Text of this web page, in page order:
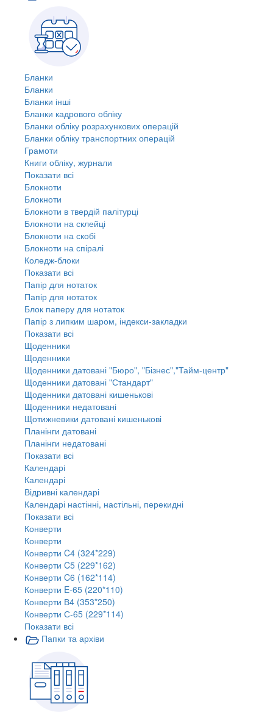
Бланки
Бланки
Бланки інші
Бланки кадрового обліку
Бланки обліку розрахункових операцій
Бланки обліку транспортних операцій
Грамоти
Книги обліку, журнали
Показати всі
Блокноти
Блокноти
Блокноти в твердій палітурці
Блокноти на склейці
Блокноти на скобі
Блокноти на спіралі
Коледж-блоки
Показати всі
Папір для нотаток
Папір для нотаток
Блок паперу для нотаток
Папір з липким шаром, індекси-закладки
Показати всі
Щоденники
Щоденники
Щоденники датовані "Бюро", "Бізнес","Тайм-центр"
Щоденники датовані "Стандарт"
Щоденники датовані кишенькові
Щоденники недатовані
Щотижневики датовані кишенькові
Планінги датовані
Планінги недатовані
Показати всі
Календарі
Календарі
Відривні календарі
Календарі настінні, настільні, перекидні
Показати всі
Конверти
Конверти
Конверти C4 (324*229)
Конверти C5 (229*162)
Конверти C6 (162*114)
Конверти E-65 (220*110)
Конверти В4 (353*250)
Конверти С-65 (229*114)
Показати всі
Папки та архіви